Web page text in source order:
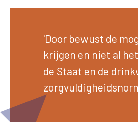
'Door bewust de
krijgen en niet al
de Staat en de